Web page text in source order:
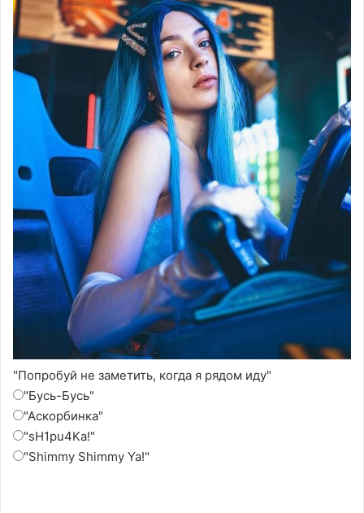
"Попробуй не заметить, когда я рядом иду"
"Бусь-Бусь"
"Аскорбинка"
"sH1pu4Ka!"
"Shimmy Shimmy Ya!"